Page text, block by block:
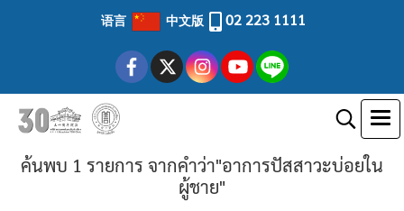
语言 中文版 02 223 1111
ค้นพบ 1 รายการ จากคำว่า"อาการปัสสาวะบ่อยใน
ผู้ชาย"